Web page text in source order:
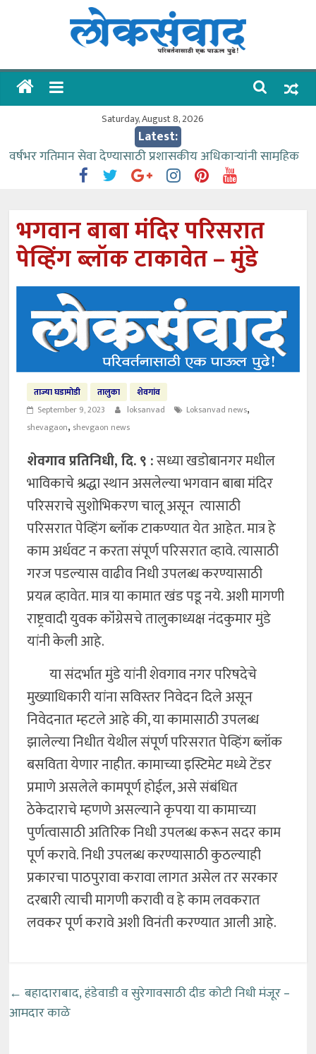
लोकसंवाद
ताज्या
Saturday, August 8, 2026
Latest:
वर्षभर गतिमान सेवा देण्यासाठी प्रशासकीय अधिकाऱ्यांनी सामुहिक
प्रयत्न करावे – आमदार काळे
आत्मामालिक गुरूकूलाचे २२८ विद्यार्थी शिष्यवृत्तीस पात्र
ईच्छा आणि मेहनतीच्या बळावर यश मिळवता येते – शिवप्रसाद
आमदार आशुतोष काळे यांचा वाढदिवस विविध सामाजिक
उपक्रमांनी साजरा
भगवान बाबा मंदिर परिसरात
पेव्हिंग ब्लॉक टाकावेत – मुंडे
ताज्या घडामोडी तालुका
शेवगांव
September 9, 2023
loksanvad Loksanvad news,
shevagaon, shevgaon news
शेवगाव प्रतिनिधी, दि. ९ :सध्या खडोबानगर मधील
भाविकाचे श्रद्धा स्थान असलेल्या भगवान बाबा मंदिर
परिसराचे सुशोभिकरण चालू असून त्यासाठी
परिसरात पेव्हिंग ब्लॉक टाकण्यात येत आहेत. मात्र हे
काम अर्धवट न करता संपूर्ण परिसरात व्हावे. त्यासाठी
गरज पडल्यास वाढीव निधी उपलब्ध करण्यासाठी
प्रयत्न व्हावेत. मात्र या कामात खंड पडू नये. अशी मागणी
राष्ट्रवादी युवक कॉंग्रेसचे तालुकाध्यक्ष नंदकुमार मुंडे
यांनी केली आहे.
या संदर्भात मुंडे यांनी शेवगाव नगर परिषदेचे
मुख्याधिकारी यांना सविस्तर निवेदन दिले असून
निवेदनात म्हटले आहे की, या कामासाठी उपलब्ध
झालेल्या निधीत येथील संपूर्ण परिसरात पेव्हिंग ब्लॉक
बसविता येणार नाहीत. कामाच्या इस्टिमेट मध्ये टेंडर
प्रमाणे असलेले कामपूर्ण होईल, असे संबंधित
ठेकेदाराचे म्हणणे असल्याने कृपया या कामाच्या
पुर्णत्वासाठी अतिरिक निधी उपलब्ध करून सदर काम
पूर्ण करावे. निधी उपलब्ध करण्यासाठी कुठल्याही
प्रकारचा पाठपुरावा करावा लागत असेल तर सरकार
दरबारी त्याची मागणी करावी व हे काम लवकरात
लवकर पूर्ण करावे अशी विनंती करण्यात आली आहे.
← बहादाराबाद, हंडेवाडी व सुरेगावसाठी दीड कोटी निधी मंजूर –
आमदार काळे